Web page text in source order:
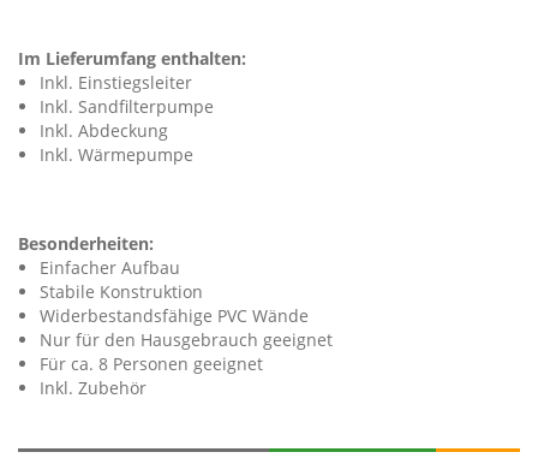
Im Lieferumfang enthalten:
Inkl. Einstiegsleiter
Inkl. Sandfilterpumpe
Inkl. Abdeckung
Inkl. Wärmepumpe
Besonderheiten:
Einfacher Aufbau
Stabile Konstruktion
Widerbestandsfähige PVC Wände
Nur für den Hausgebrauch geeignet
Für ca. 8 Personen geeignet
Inkl. Zubehör